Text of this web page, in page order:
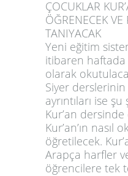
ÇOCUKLAR
ÖĞRENECEK
TANIYACAK
Yeni eğitim
itibaren haftada
olarak
Siyer derslerinin
ayrıntıları ise
Kur’an
Kur’an’ın nasıl
öğretilecek.
Arapça harfler
öğrencilere tek